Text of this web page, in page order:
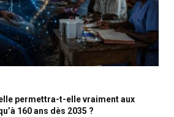
permettra-t-elle vraiment aux
160 ans dès 2035 ?